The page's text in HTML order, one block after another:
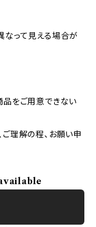
なって見える場合が
品をご用意できない
理解の程、お願い申